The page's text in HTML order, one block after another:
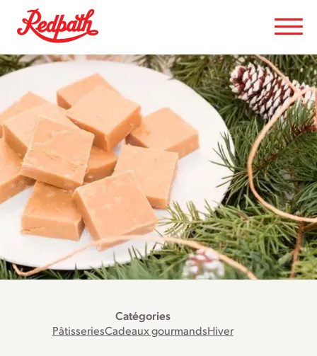
Catégories
PâtisseriesCadeaux gourmandsHiver